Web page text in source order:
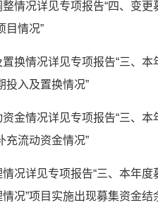
情况详见专项报告“四、变
目情况”
换情况详见专项报告“三、
投入及置换情况”
金情况详见专项报告“三、
充流动资金情况”
况详见专项报告“三、本年度
况”项目实施出现募集资金